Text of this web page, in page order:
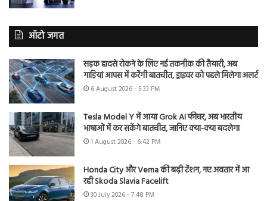
ऑटो जगत
सड़क हादसे रोकने के लिए नई तकनीक की तैयारी, अब
गाड़ियां आपस में करेंगी बातचीत, ड्राइवर को पहले मिलेगा अलर्ट
6 August 2026 - 5:33 PM
Tesla Model Y में आया Grok AI फीचर, अब भारतीय
भाषाओं में कर सकेंगे बातचीत, जानिए क्या-क्या बदलेगा
1 August 2026 - 6:42 PM
Honda City और Verna की बढ़ी टेंशन, नए अवतार में आ
रही Skoda Slavia Facelift
30 July 2026 - 7:48 PM